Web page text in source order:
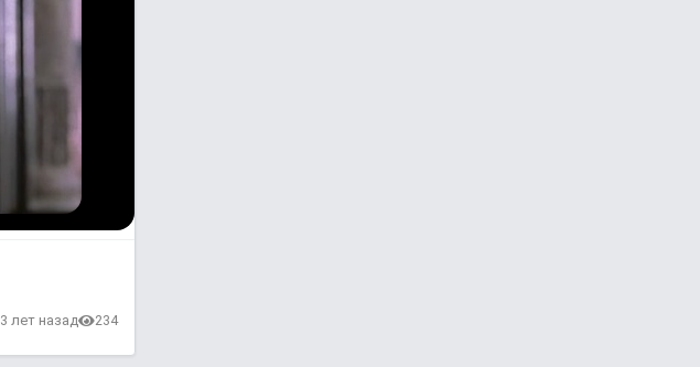
3 лет назад 234